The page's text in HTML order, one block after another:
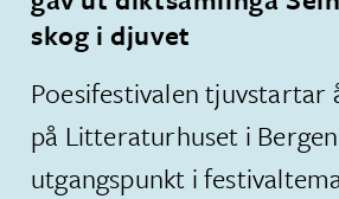
skog i djuvet
​Poesifestivalen tjuvstartar
på Litteraturhuset i
utgangspunkt i